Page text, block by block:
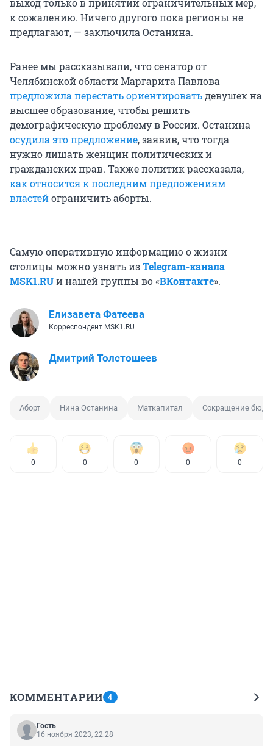
выход только в принятии ограничительных мер,
к сожалению. Ничего другого пока регионы не
предлагают, — заключила Останина.
Ранее мы рассказывали, что сенатор от
Челябинской области Маргарита Павлова
предложила перестать ориентироватьдевушек на
высшее образование, чтобы решить
демографическую проблему в России. Останина
осудила это предложение, заявив, что тогда
нужно лишать женщин политических и
гражданских прав. Также политик рассказала,
как относится к последним предложениям
властейограничить аборты.
Самую оперативную информацию о жизни
столицы можно узнать изTelegram-канала
MSK1.RUи нашей группы во «ВКонтакте».
Елизавета Фатеева
Корреспондент MSK1.RU
Дмитрий Толстошеев
Аборт Нина Останина Маткапитал Сокращение
0 0 0 0 0
КОММЕНТАРИИ 4
Гость
16 ноября 2023, 22:28